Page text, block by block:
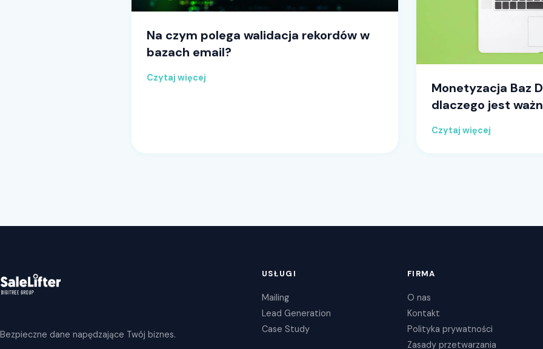
Na czym polega walidacja rekordów w
bazach email?
Czytaj więcej
Monetyzacja Baz
dlaczego jest
Czytaj więcej
Bezpieczne dane napędzające Twój biznes.
USŁUGI
Mailing
Lead Generation
Case Study
FIRMA
O nas
Kontakt
Polityka prywatności
Zasady przetwarzania